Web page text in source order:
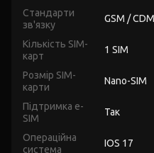
Стандарти
зв'язку
GSM /
Кількість SIM-
карт
1 SIM
Розмір SIM-
карти
Nano-SIM
Підтримка e-
SIM
Так
Операційна
система
IOS 17